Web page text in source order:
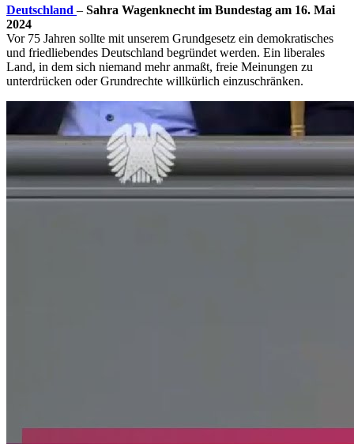
Deutschland – Sahra Wagenknecht im Bundestag am 16. Mai
2024
Vor 75 Jahren sollte mit unserem Grundgesetz ein demokratisches
und friedliebendes Deutschland begründet werden. Ein liberales
Land, in dem sich niemand mehr anmaßt, freie Meinungen zu
unterdrücken oder Grundrechte willkürlich einzuschränken.